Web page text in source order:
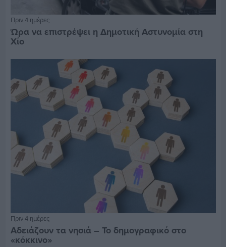
Πριν 4 ημέρες
Ώρα να επιστρέψει η Δημοτική Αστυνομία στη
Χίο
Πριν 4 ημέρες
Αδειάζουν τα νησιά – Το δημογραφικό στο
«κόκκινο»